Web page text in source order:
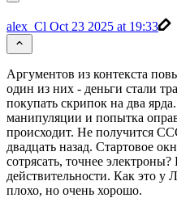
alex_Cl Oct 23 2025 at 19:33
Аргументов из контекста
один из них - деньги стали
покупать скрипок на два
манипуляции и попытка
происходит. Не получится
двадцать назад. Стартовое
сотрясать, точнее
действительности. Как это
плохо, но очень хорошо.